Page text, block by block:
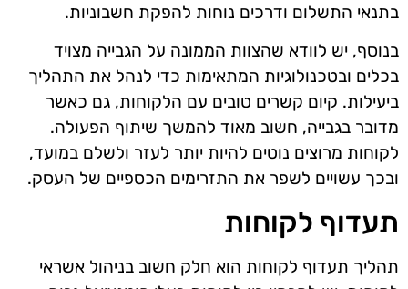
בתנאי התשלום ודרכים נוחות להפקת חשבוניות.
בנוסף, יש לוודא שהצוות הממונה על הגבייה מצויד
בכלים ובטכנולוגיות המתאימות כדי לנהל את התהליך
ביעילות. קיום קשרים טובים עם הלקוחות, גם כאשר
מדובר בגבייה, חשוב מאוד להמשך שיתוף הפעולה.
לקוחות מרוצים נוטים להיות יותר לעזר ולשלם במועד,
ובכך עשויים לשפר את התזרימים הכספיים של העסק.
תעדוף לקוחות
תהליך תעדוף לקוחות הוא חלק חשוב בניהול אשראי